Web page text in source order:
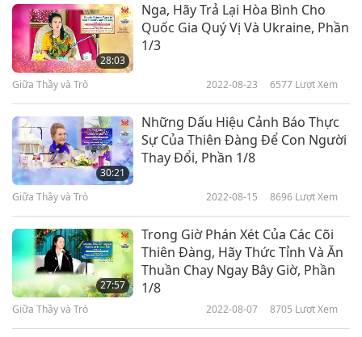
Giữa Thầy và Trò 2022-01-10 6873Lượt Xem
8
Vua Một Năm, Phần 8/9
Giữa Thầy và Trò 2022-01-11 7656Lượt Xem
9
Vua Một Năm, Phần 9/9
Giữa Thầy và Trò 2022-01-12 6268Lượt Xem
28:03
Nga, Hãy Trả Lại Hòa Bình Cho
Quốc Gia Quý Vị Và Ukraine, Phần
1/3
Giữa Thầy và Trò 2022-08-23 6577 Lượt Xem
30:21
Những Dấu Hiệu Cảnh Báo Thực
Sự Của Thiên Đàng Để Con Người
Thay Đổi, Phần 1/8
Giữa Thầy và Trò 2022-08-15 8696 Lượt Xem
27:57
Trong Giờ Phán Xét Của Các Cõi
Thiên Đàng, Hãy Thức Tỉnh Và Ăn
Thuần Chay Ngay Bây Giờ, Phần
1/8
Giữa Thầy và Trò 2022-08-07 8705 Lượt Xem